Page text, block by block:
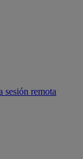
sesión remota